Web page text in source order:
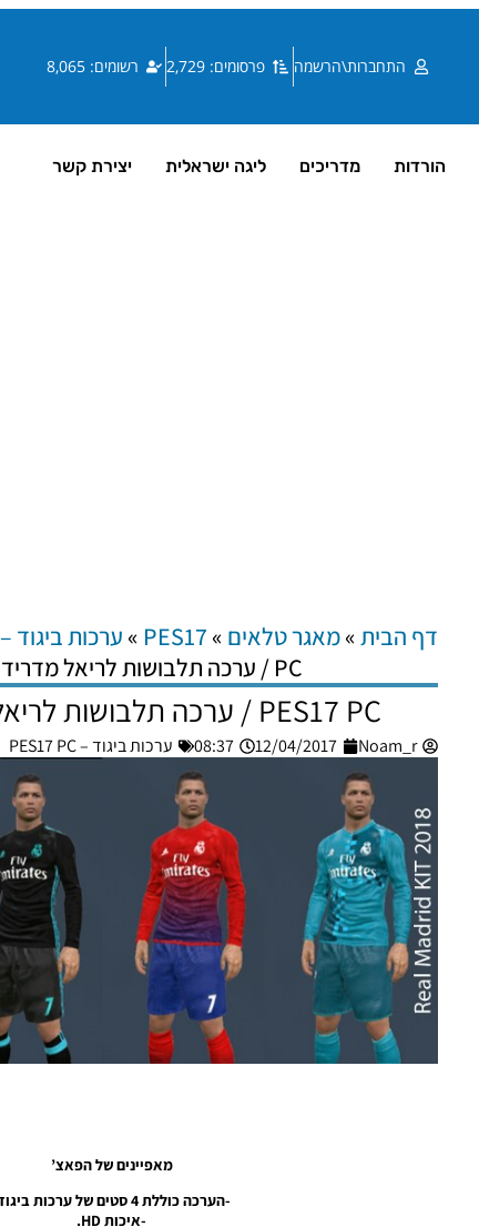
התחברות\הרשמה פרסומים: 2,729 רשומים: 8,065
הורדות מדריכים ליגה ישראלית יצירת קשר
דף הבית »מאגר טלאים »
PES17
» ערכות ביגוד – PES17 PC
PC / ערכה תלבושות לריאל מדריד 2018
PES17 PC / ערכה תלבושות לריאל מדריד 2018
Noam_r
12/04/2017
08:37 ערכות ביגוד – PES17 PC
מאפיינים של הפאצ’
-הערכה כוללת 4 סטים של ערכות ביגוד.
-איכות HD.